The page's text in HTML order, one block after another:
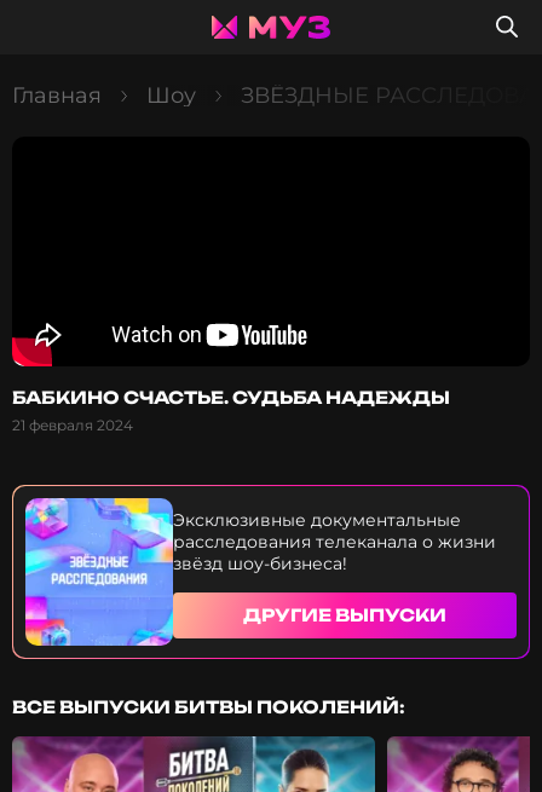
Главная Шоу ЗВЁЗДНЫЕ
БАБКИНО СЧАСТЬЕ. СУДЬБА НАДЕЖДЫ
21 февраля 2024
Эксклюзивные документальные
расследования телеканала о жизни
звёзд шоу-бизнеса!
ДРУГИЕ ВЫПУСКИ
ВСЕ ВЫПУСКИ БИТВЫ ПОКОЛЕНИЙ: